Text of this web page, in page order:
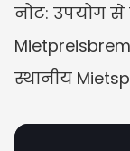
नोट: उपयोग
स्थानीय